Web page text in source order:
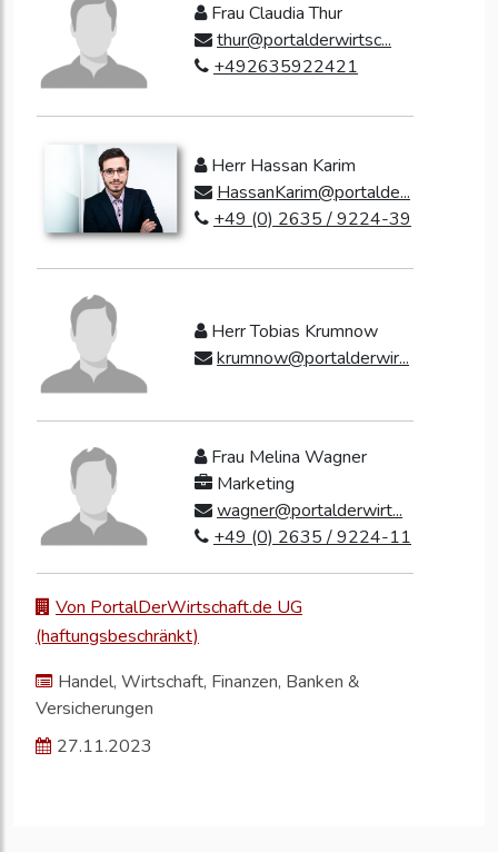
Frau Claudia Thur
thur@portalderwirtsc...
+492635922421
Herr Hassan Karim
HassanKarim@portalde...
+49 (0) 2635 / 9224-39
Herr Tobias Krumnow
krumnow@portalderwir...
Frau Melina Wagner
Marketing
wagner@portalderwirt...
+49 (0) 2635 / 9224-11
Von PortalDerWirtschaft.de UG
(haftungsbeschränkt)
Handel, Wirtschaft, Finanzen, Banken &
Versicherungen
27.11.2023